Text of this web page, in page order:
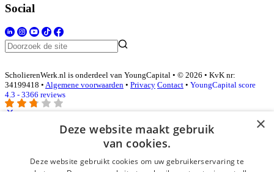
Social
ScholierenWerk.nl is onderdeel van YoungCapital • © 2026 • KvK nr:
34199418 • Algemene voorwaarden • Privacy Contact • YoungCapital score
4.3 - 3366 reviews
E-mail*
×
Deze website maakt gebruik
van cookies.
Deze website gebruikt cookies om uw gebruikerservaring te